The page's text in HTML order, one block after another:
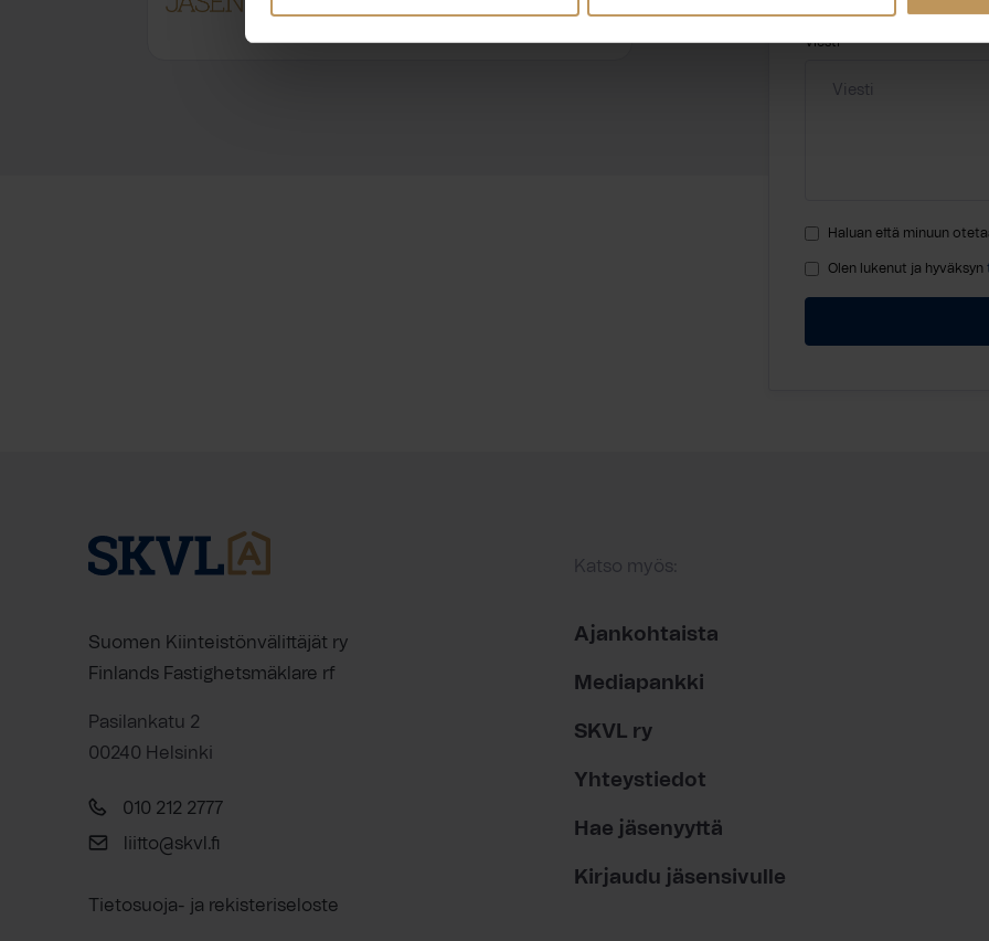
Viesti
Haluan että minuun
Olen lukenut ja hyväksyn
Suomen Kiinteistönvälittäjät ry
Finlands Fastighetsmäklare rf
Pasilankatu 2
00240 Helsinki
010 212 2777
liitto@skvl.fi
Tietosuoja- ja rekisteriseloste
Katso myös:
Ajankohtaista
Mediapankki
SKVL ry
Yhteystiedot
Hae jäsenyyttä
Kirjaudu jäsensivulle